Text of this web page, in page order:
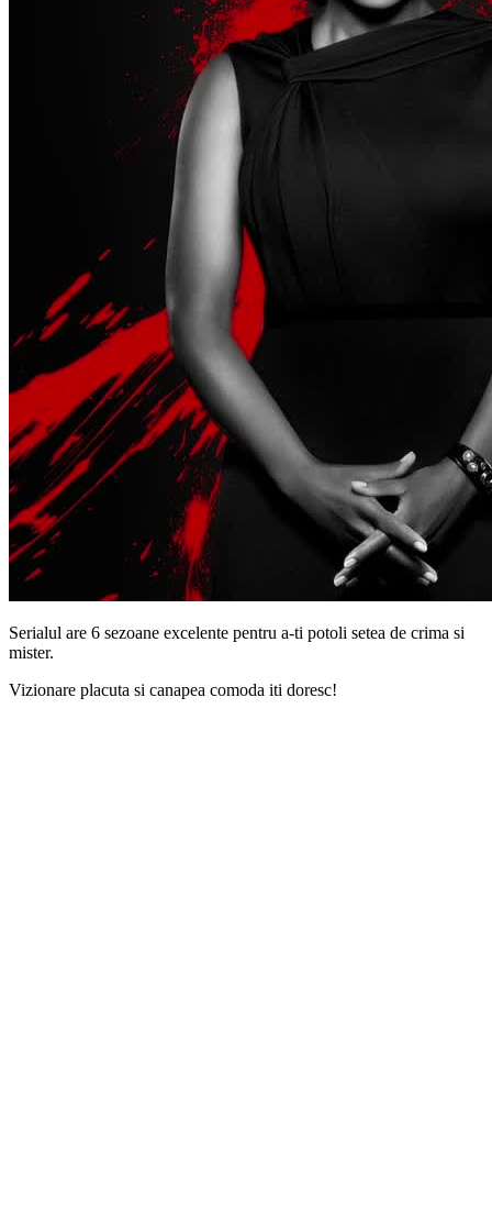
Serialul are 6 sezoane excelente pentru a-ti potoli setea de crima si
mister.
Vizionare placuta si canapea comoda iti doresc!